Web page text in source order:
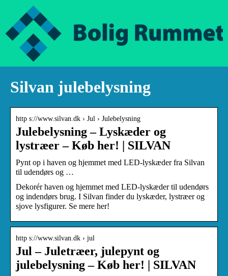
Silvan julebelysning
http s://www.silvan.dk › Jul › Julebelysning
Julebelysning – Lyskæder og
lystræer – Køb her! | SILVAN
Pynt op i haven og hjemmet med LED-lyskæder fra Silvan
til udendørs og …
Dekorér haven og hjemmet med LED-lyskæder til udendørs
og indendørs brug. I Silvan finder du lyskæder, lystræer og
sjove lysfigurer. Se mere her!
http s://www.silvan.dk › jul
Jul – Juletræer, julepynt og
julebelysning – Køb her! | SILVAN